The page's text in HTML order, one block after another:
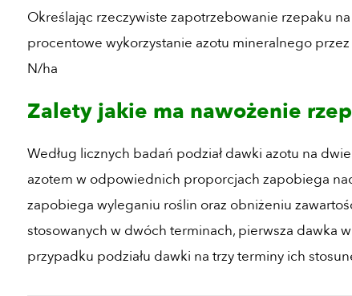
Określając rzeczywiste zapotrzebowanie rzepaku na
procentowe wykorzystanie azotu mineralnego
N/ha
Zalety jakie ma nawożenie
Według licznych badań podział dawki azotu na
azotem w odpowiednich proporcjach zapobiega
zapobiega wyleganiu roślin oraz obniżeniu
stosowanych w dwóch terminach, pierwsza dawka
przypadku podziału dawki na trzy terminy ich